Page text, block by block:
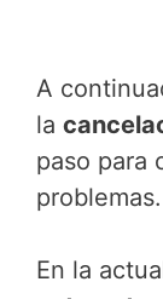
A
la
paso para
problemas.
En la